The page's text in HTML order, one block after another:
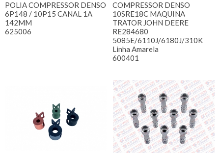
POLIA COMPRESSOR DENSO
6P148 / 10P15 CANAL 1A
142MM
625006
COMPRESSOR DENSO
10SRE18C MAQUINA
TRATOR JOHN DEERE
RE284680
5085E/6110J/6180J/310K
Linha Amarela
600401